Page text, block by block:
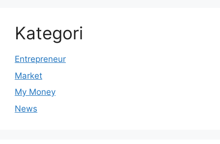
Kategori
Entrepreneur
Market
My Money
News